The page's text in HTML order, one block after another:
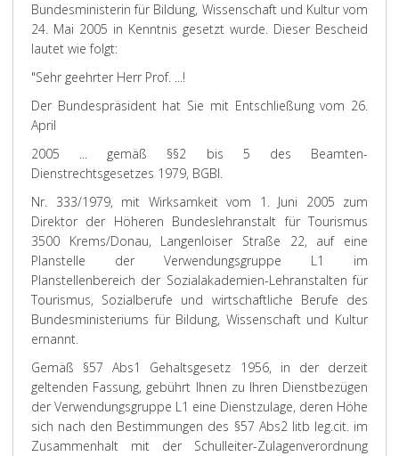
Bundesministerin für Bildung, Wissenschaft und Kultur vom
24. Mai 2005 in Kenntnis gesetzt wurde. Dieser Bescheid
lautet wie folgt:
"Sehr geehrter Herr Prof. ...!
Der Bundespräsident hat Sie mit Entschließung vom 26.
April
2005 ... gemäß §§2 bis 5 des Beamten-
Dienstrechtsgesetzes 1979, BGBl.
Nr. 333/1979, mit Wirksamkeit vom 1. Juni 2005 zum
Direktor der Höheren Bundeslehranstalt für Tourismus
3500 Krems/Donau, Langenloiser Straße 22, auf eine
Planstelle der Verwendungsgruppe L1 im
Planstellenbereich der Sozialakademien-Lehranstalten für
Tourismus, Sozialberufe und wirtschaftliche Berufe des
Bundesministeriums für Bildung, Wissenschaft und Kultur
ernannt.
Gemäß §57 Abs1 Gehaltsgesetz 1956, in der derzeit
geltenden Fassung, gebührt Ihnen zu Ihren Dienstbezügen
der Verwendungsgruppe L1 eine Dienstzulage, deren Höhe
sich nach den Bestimmungen des §57 Abs2 litb leg.cit. im
Zusammenhalt mit der Schulleiter-Zulagenverordnung